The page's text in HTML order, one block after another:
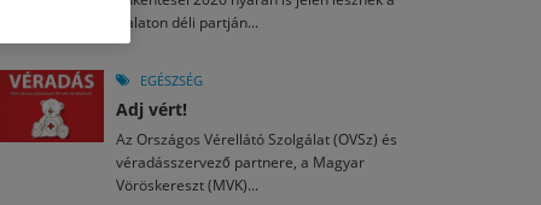
2026. JÚL. 15.
nézők 10 kedvenc filmje 2026 első félévében
2026. JÚL. 3.
án hozzánk is megérkezik a Rocktábor
2026. JÚL. 29.
a jubileumi Művészetek Völgye – még öt
ünnep
Fesztivál 2026
egy mese: 30 napos mesekihívást indít a Libri
2026. MÁJ. 11.
László kapta az Artisjus Irodalmi Nagydíjat
Balaton déli partján...
EGÉSZSÉG
Adj vért!
Az Országos Vérellátó Szolgálat (OVSz) és
véradásszervező partnere, a Magyar
Vöröskereszt (MVK)...